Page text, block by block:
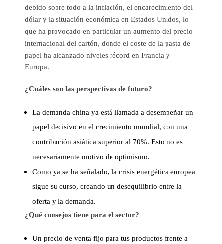
debido sobre todo a la inflación, el encarecimiento del
dólar y la situación económica en Estados Unidos, lo
que ha provocado en particular un aumento del precio
internacional del cartón, donde el coste de la pasta de
papel ha alcanzado niveles récord en Francia y
Europa.
¿Cuáles son las perspectivas de futuro?
La demanda china ya está llamada a desempeñar un
papel decisivo en el crecimiento mundial, con una
contribución asiática superior al 70%. Esto no es
necesariamente motivo de optimismo.
Como ya se ha señalado, la crisis energética europea
sigue su curso, creando un desequilibrio entre la
oferta y la demanda.
¿Qué consejos tiene para el sector?
Un precio de venta fijo para tus productos frente a